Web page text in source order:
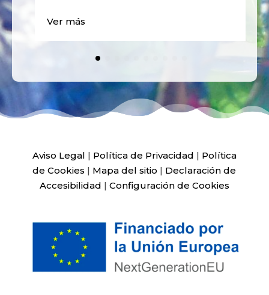
Ver más
Aviso Legal | Política de Privacidad | Política
de Cookies | Mapa del sitio | Declaración de
Accesibilidad | Configuración de Cookies